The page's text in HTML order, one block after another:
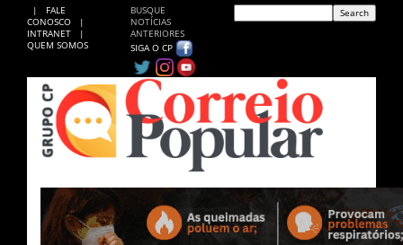
|
FALE
CONOSCO
|
INTRANET
|
QUEM SOMOS
BUSQUE
NOTÍCIAS
ANTERIORES
SIGA O CP